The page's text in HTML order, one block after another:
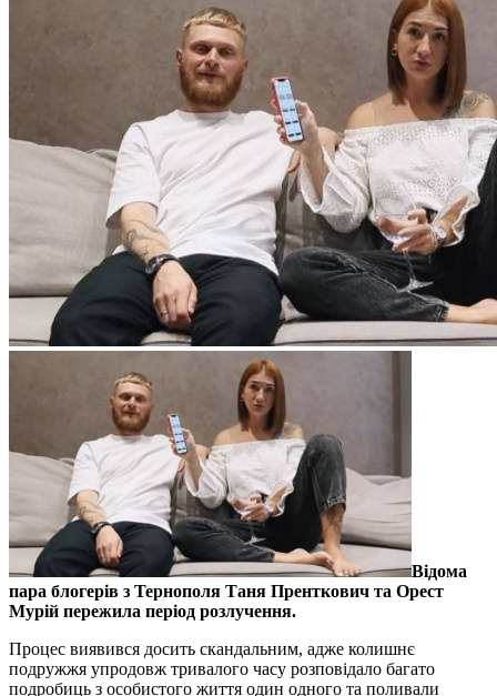
Відома
пара блогерів з Тернополя Таня Пренткович та Орест
Мурій пережила період розлучення.
Процес виявився досить скандальним, адже колишнє
подружжя упродовж тривалого часу розповідало багато
подробиць з особистого життя один одного та поливали